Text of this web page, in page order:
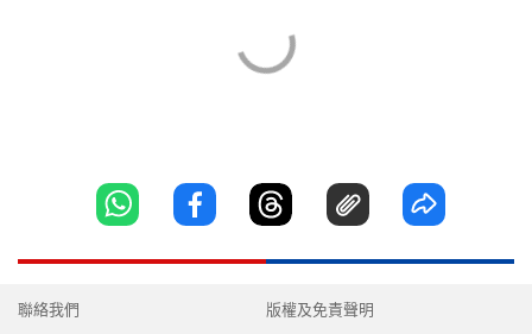
聯絡我們 版權及免責聲明